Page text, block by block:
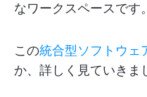
なワークスペースです。
この統合型ソフトウェ
か、詳しく見ていきま